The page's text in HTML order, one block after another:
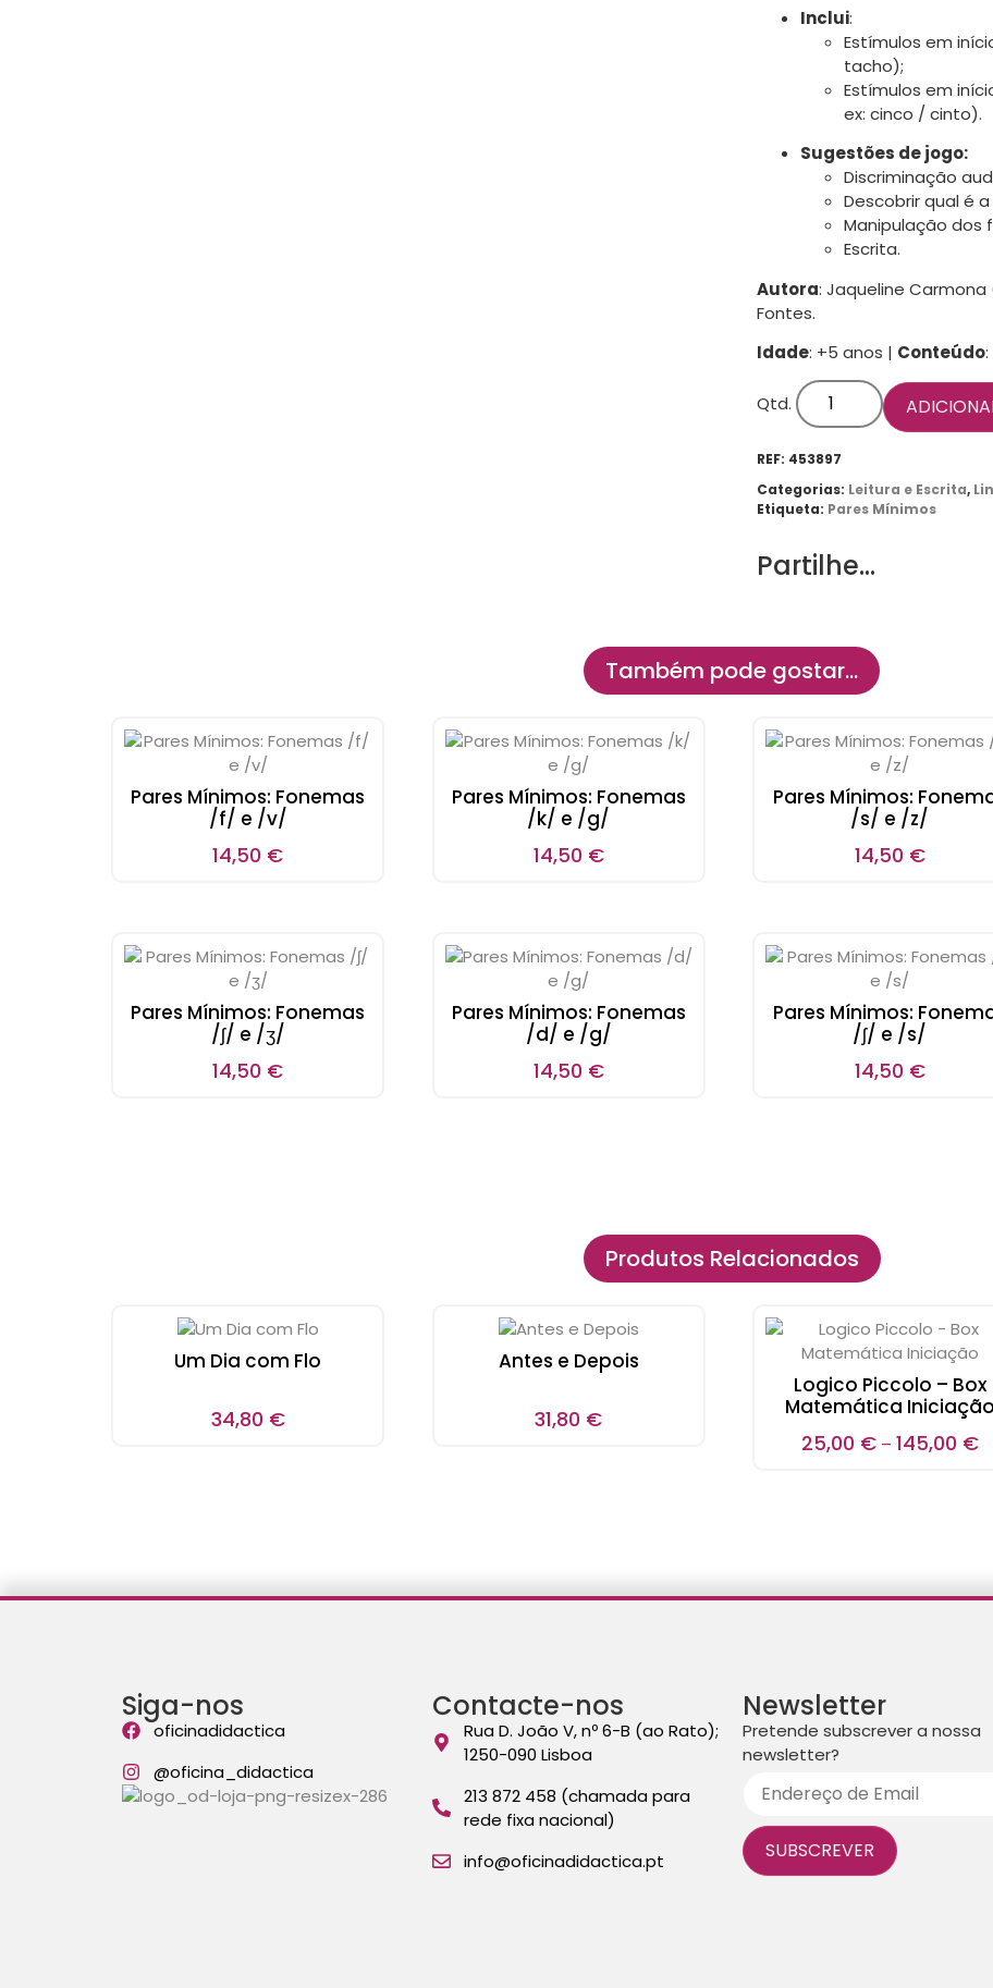
Inclui:
Estímulos em
tacho);
Estímulos em
ex: cinco / cinto).
Sugestões de jogo:
Discriminação
Descobrir qual é
Manipulação dos
Escrita.
Autora: Jaqueline
Fontes.
Idade: +5 anos | Conteúdo
Qtd.
REF: 453897
Categorias: Leitura e Escrita,
Etiqueta: Pares Mínimos
Partilhe...
Também pode gostar…
Pares Mínimos: Fonemas
/f/ e /v/
14,50 €
Pares Mínimos: Fonemas
/k/ e /g/
14,50 €
Pares Mínimos:
/s/ e /z/
14,50 €
Pares Mínimos: Fonemas
/ʃ/ e /ʒ/
14,50 €
Pares Mínimos: Fonemas
/d/ e /g/
14,50 €
Pares Mínimos:
/ʃ/ e /s/
14,50 €
Produtos Relacionados
Um Dia com Flo
34,80 €
Antes e Depois
31,80 €
Logico Piccolo – Box
Matemática Iniciação
25,00 € – 145,00 €
Siga-nos
oficinadidactica
@oficina_didactica
Contacte-nos
Rua D. João V, nº 6-B (ao Rato);
1250-090 Lisboa
213 872 458 (chamada para
rede fixa nacional)
info@oficinadidactica.pt
Newsletter
Pretende subscrever a nossa
newsletter?